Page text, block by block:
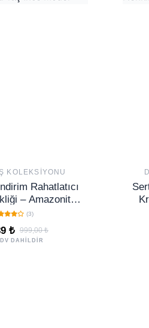
KOLEKSIYONU
Rahatlatıcı
– Amazonit
Taş İnce
(3)
₺ 999,00 ₺
DAHİLDİR